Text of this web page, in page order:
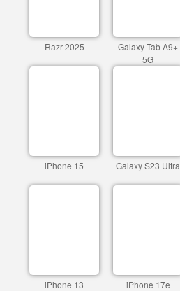
Razr 2025
Galaxy Tab A9+
5G
iPhone 15 Galaxy S23 Ultra
iPhone 13 iPhone 17e